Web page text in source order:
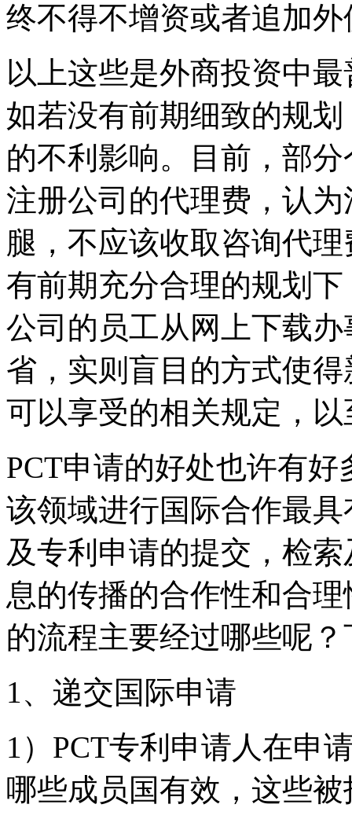
终不得不增资或者追加外
以上这些是外商投资中
如若没有前期细致的规
的不利影响。目前，部
注册公司的代理费，认
腿，不应该收取咨询代
有前期充分合理的规划
公司的员工从网上下载
省，实则盲目的方式使
可以享受的相关规定，
PCT申请的好处也许有
该领域进行国际合作最
及专利申请的提交，检
息的传播的合作性和合
的流程主要经过哪些呢
1、递交国际申请
1）PCT专利申请人在申
哪些成员国有效，这些